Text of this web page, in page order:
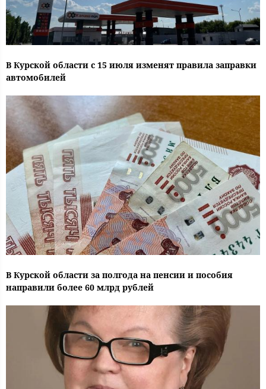
В Курской области с 15 июля изменят правила заправки
автомобилей
В Курской области за полгода на пенсии и пособия
направили более 60 млрд рублей